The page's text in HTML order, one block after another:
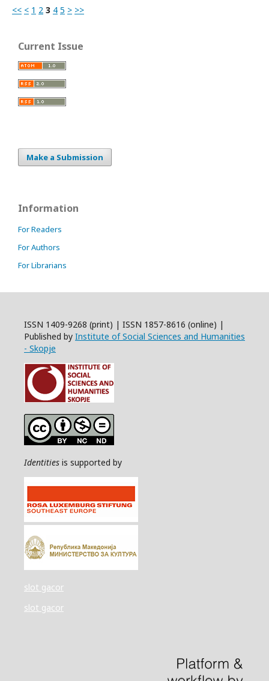
<< < 1 2 3 4 5 > >>
Current Issue
Make a Submission
Information
For Readers
For Authors
For Librarians
ISSN 1409-9268 (print) | ISSN 1857-8616 (online) |
Published by Institute of Social Sciences and Humanities
- Skopje
Identities is supported by
slot gacor
slot gacor